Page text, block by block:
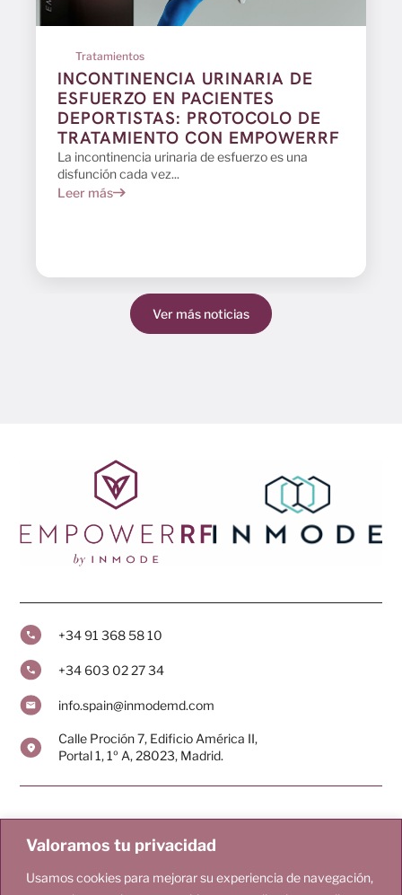
Valoramos tu privacidad
Usamos cookies para mejorar su experiencia de navegación,
Tratamientos
INCONTINENCIA URINARIA DE
ESFUERZO EN PACIENTES
DEPORTISTAS: PROTOCOLO DE
TRATAMIENTO CON EMPOWERRF
La incontinencia urinaria de esfuerzo es una
disfunción cada vez...
Leer más
Ver más noticias
+34 91 368 58 10
+34 603 02 27 34
info.spain@inmodemd.com
Calle Proción 7, Edificio América II,
Portal 1, 1º A, 28023, Madrid.